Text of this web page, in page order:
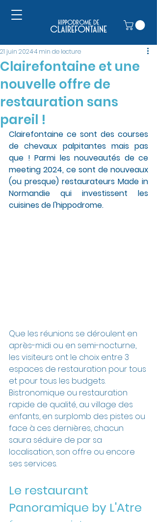
hippodrome de
clairefontaine
Clairefontaine et une
nouvelle offre de
restauration sans
pareil !
21 juin 20244 min de lecture
Clairefontaine ce sont des courses
de chevaux palpitantes mais pas
que ! Parmi les nouveautés de ce
meeting 2024, ce sont de nouveaux
(ou presque) restaurateurs Made in
Normandie qui investissent les
cuisines de l'hippodrome.
Que les réunions se déroulent en
après-midi ou en semi-nocturne,
les visiteurs ont le choix entre 3
espaces de restauration pour tous
et pour tous les budgets.
Bistronomique ou restauration
rapide de qualité, au village des
enfants, en surplomb des pistes ou
face à ces dernières, chacun
saura séduire de par sa
localisation, son offre ou encore
ses services.
Le restaurant
Panoramique by L'Atre